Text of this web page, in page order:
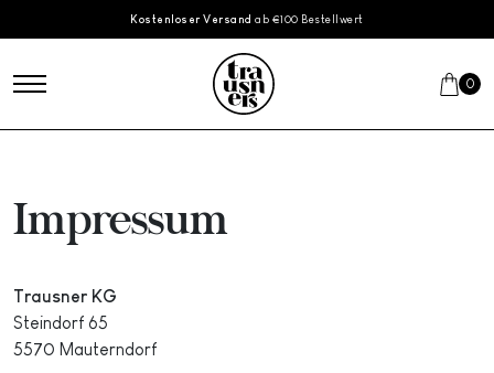
Skip to main contentKostenloser Versand ab €100 Bestellwert
0
Impressum
Trausner KG
Steindorf 65
5570 Mauterndorf